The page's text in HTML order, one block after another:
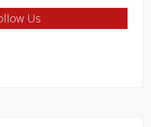
Us